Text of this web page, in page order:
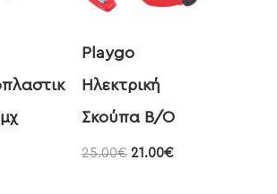
Playgo
Ηλεκτρική
Σκούπα Β/Ο
25.00€ 21.00€